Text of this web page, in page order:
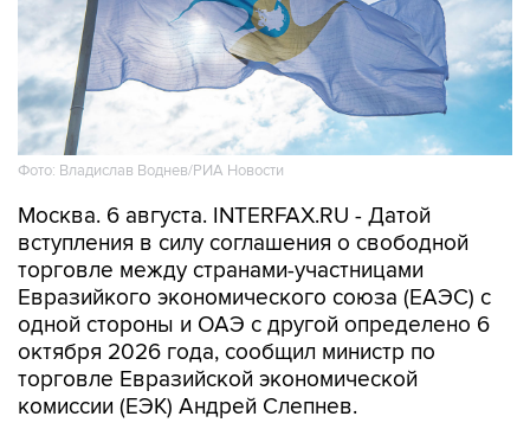
Фото: Владислав Воднев/РИА Новости
Москва. 6 августа. INTERFAX.RU - Датой
вступления в силу соглашения о свободной
торговле между странами-участницами
Евразийкого экономического союза (ЕАЭС) с
одной стороны и ОАЭ с другой определено 6
октября 2026 года, сообщил министр по
торговле Евразийской экономической
комиссии (ЕЭК) Андрей Слепнев.